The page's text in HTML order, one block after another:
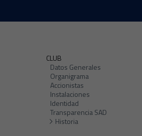
CLUB
Datos Generales
Organigrama
Accionistas
Instalaciones
Identidad
Transparencia SAD
Historia